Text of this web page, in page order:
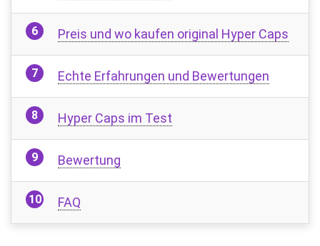
Preis und wo kaufen original Hyper Caps
Echte Erfahrungen und Bewertungen
Hyper Caps im Test
Bewertung
FAQ